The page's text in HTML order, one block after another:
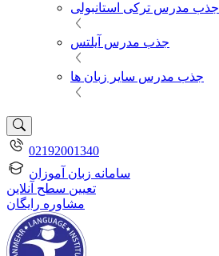
جذب مدرس ترکی استانبولی
جذب مدرس آیلتس
جذب مدرس سایر زبان ها
02192001340
سامانه زبان آموزان
تعیین سطح آنلاین
مشاوره رایگان